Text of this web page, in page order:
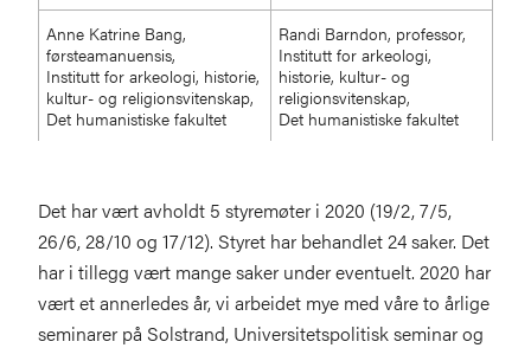
Anne Katrine Bang,
førsteamanuensis,
Institutt for arkeologi, historie,
kultur- og religionsvitenskap,
Det humanistiske fakultet
Randi Barndon, professor,
Institutt for arkeologi,
historie, kultur- og
religionsvitenskap,
Det humanistiske fakultet
Det har vært avholdt 5 styremøter i 2020 (19/2, 7/5,
26/6, 28/10 og 17/12). Styret har behandlet 24 saker. Det
har i tillegg vært mange saker under eventuelt. 2020 har
vært et annerledes år, vi arbeidet mye med våre to årlige
seminarer på Solstrand, Universitetspolitisk seminar og